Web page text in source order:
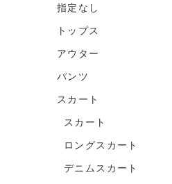
指定なし
トップス
アウター
パンツ
スカート
スカート
ロングスカート
デニムスカート